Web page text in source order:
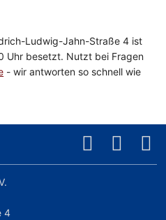
Ludwig-Jahn-Straße 4 ist
Uhr besetzt. Nutzt bei Fragen
- wir antworten so schnell wie
4